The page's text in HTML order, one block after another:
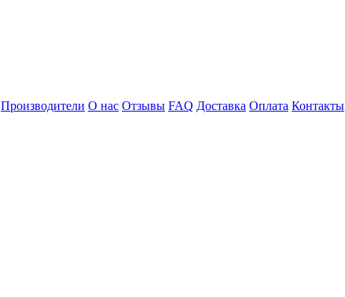
Производители О нас Отзывы FAQ Доставка Оплата Контакты